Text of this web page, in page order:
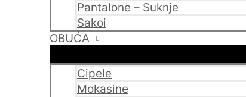
Pantalone – Suknje
Sakoi
OBUĆA
Cipele
Mokasine